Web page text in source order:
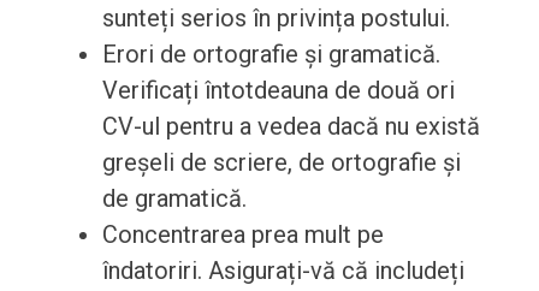
sunteți serios în privința postului.
Erori de ortografie și gramatică.
Verificați întotdeauna de două ori
CV-ul pentru a vedea dacă nu există
greșeli de scriere, de ortografie și
de gramatică.
Concentrarea prea mult pe
îndatoriri. Asigurați-vă că includeți